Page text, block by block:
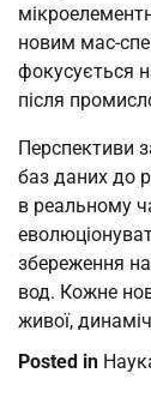
новим мас-
фокусується
після
Перспективи
баз даних до
в реальному
збереження
вод. Кожне
живої,
Posted in